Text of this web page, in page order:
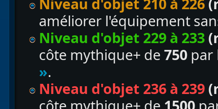
améliorer l'équipement
Niveau d'objet 229 à 233
côte mythique+ de 750
».
Niveau d'objet 236 à 239